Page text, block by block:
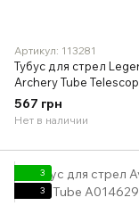
Артикул: 113281
Тубус для стрел
Archery Tube
567 грн
Нет в наличии
3
3